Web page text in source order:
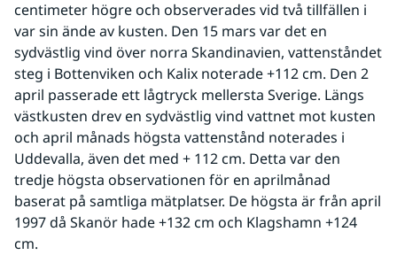
centimeter högre och observerades vid två tillfällen i
var sin ände av kusten. Den 15 mars var det en
sydvästlig vind över norra Skandinavien, vattenståndet
steg i Bottenviken och Kalix noterade +112 cm. Den 2
april passerade ett lågtryck mellersta Sverige. Längs
västkusten drev en sydvästlig vind vattnet mot kusten
och april månads högsta vattenstånd noterades i
Uddevalla, även det med + 112 cm. Detta var den
tredje högsta observationen för en aprilmånad
baserat på samtliga mätplatser. De högsta är från april
1997 då Skanör hade +132 cm och Klagshamn +124
cm.